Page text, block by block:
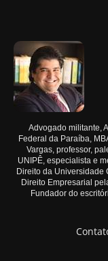
Advogado militante,
Federal da Paraíba,
Vargas, professor,
UNIPÊ, especialista e
Direito da Universidade
Direito Empresarial
Fundador do